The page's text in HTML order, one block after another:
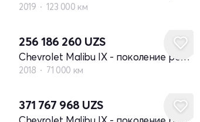
2019 123 000 км
256 186 260 UZS
Chevrolet Malibu IX - поколение рестайлинг
2018 71 000 км
371 767 968 UZS